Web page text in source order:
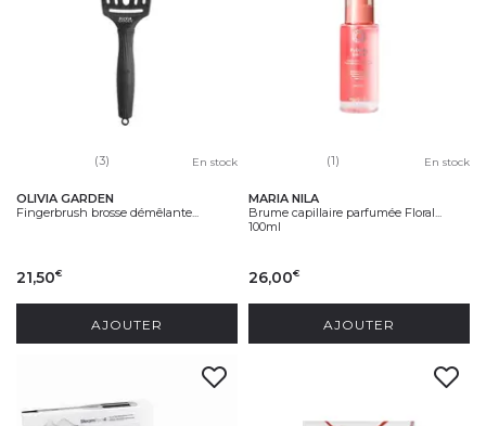
(3) En stock
OLIVIA GARDEN
Fingerbrush brosse démêlante...
21,50€
AJOUTER
(1) En stock
MARIA NILA
Brume capillaire parfumée Floral...
100ml
26,00€
AJOUTER